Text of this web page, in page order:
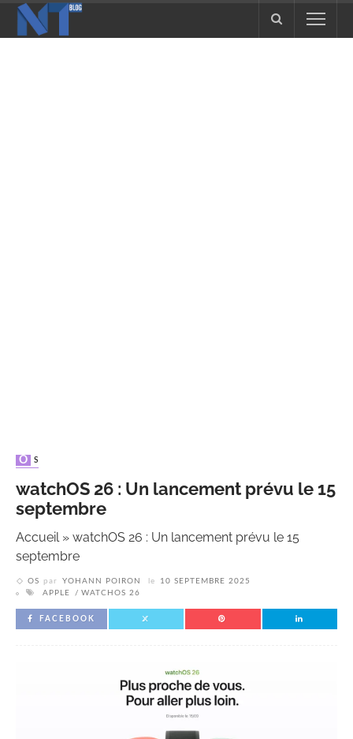
OS
watchOS 26 : Un lancement prévu le 15
septembre
Accueil» watchOS 26 : Un lancement prévu le 15
septembre
OS par YOHANN POIRON le
10 SEPTEMBRE 2025
APPLE
WATCHOS 26
FACEBOOK